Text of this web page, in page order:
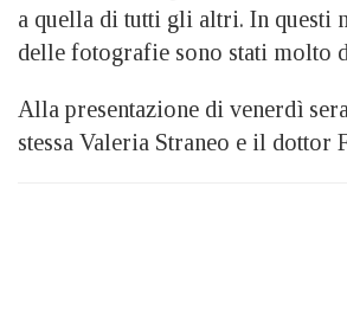
a quella di tutti gli altri. In questi
delle fotografie sono stati molto
Alla presentazione di venerdì
stessa Valeria Straneo e il dottor